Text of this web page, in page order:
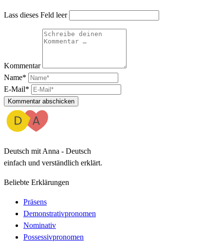
Lass dieses Feld leer
Kommentar
Name*
E-Mail*
Kommentar abschicken
Deutsch mit Anna - Deutsch
einfach und verständlich erklärt.
Beliebte Erklärungen
Präsens
Demonstrativpronomen
Nominativ
Possessivpronomen